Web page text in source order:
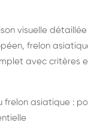
visuelle
frelon
avec critères
frelon asiatique :